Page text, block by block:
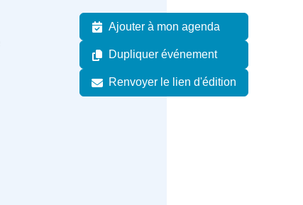
Ajouter à mon agenda
Dupliquer événement
Renvoyer le lien d'édition